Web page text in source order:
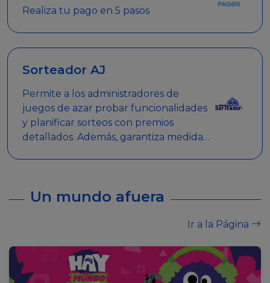
Realiza tu pago en 5 pasos
Sorteador AJ
Permite a los administradores de
juegos de azar probar funcionalidades
y planificar sorteos con premios
detallados. Además, garantiza medidas
Un mundo afuera
Ir a la Página